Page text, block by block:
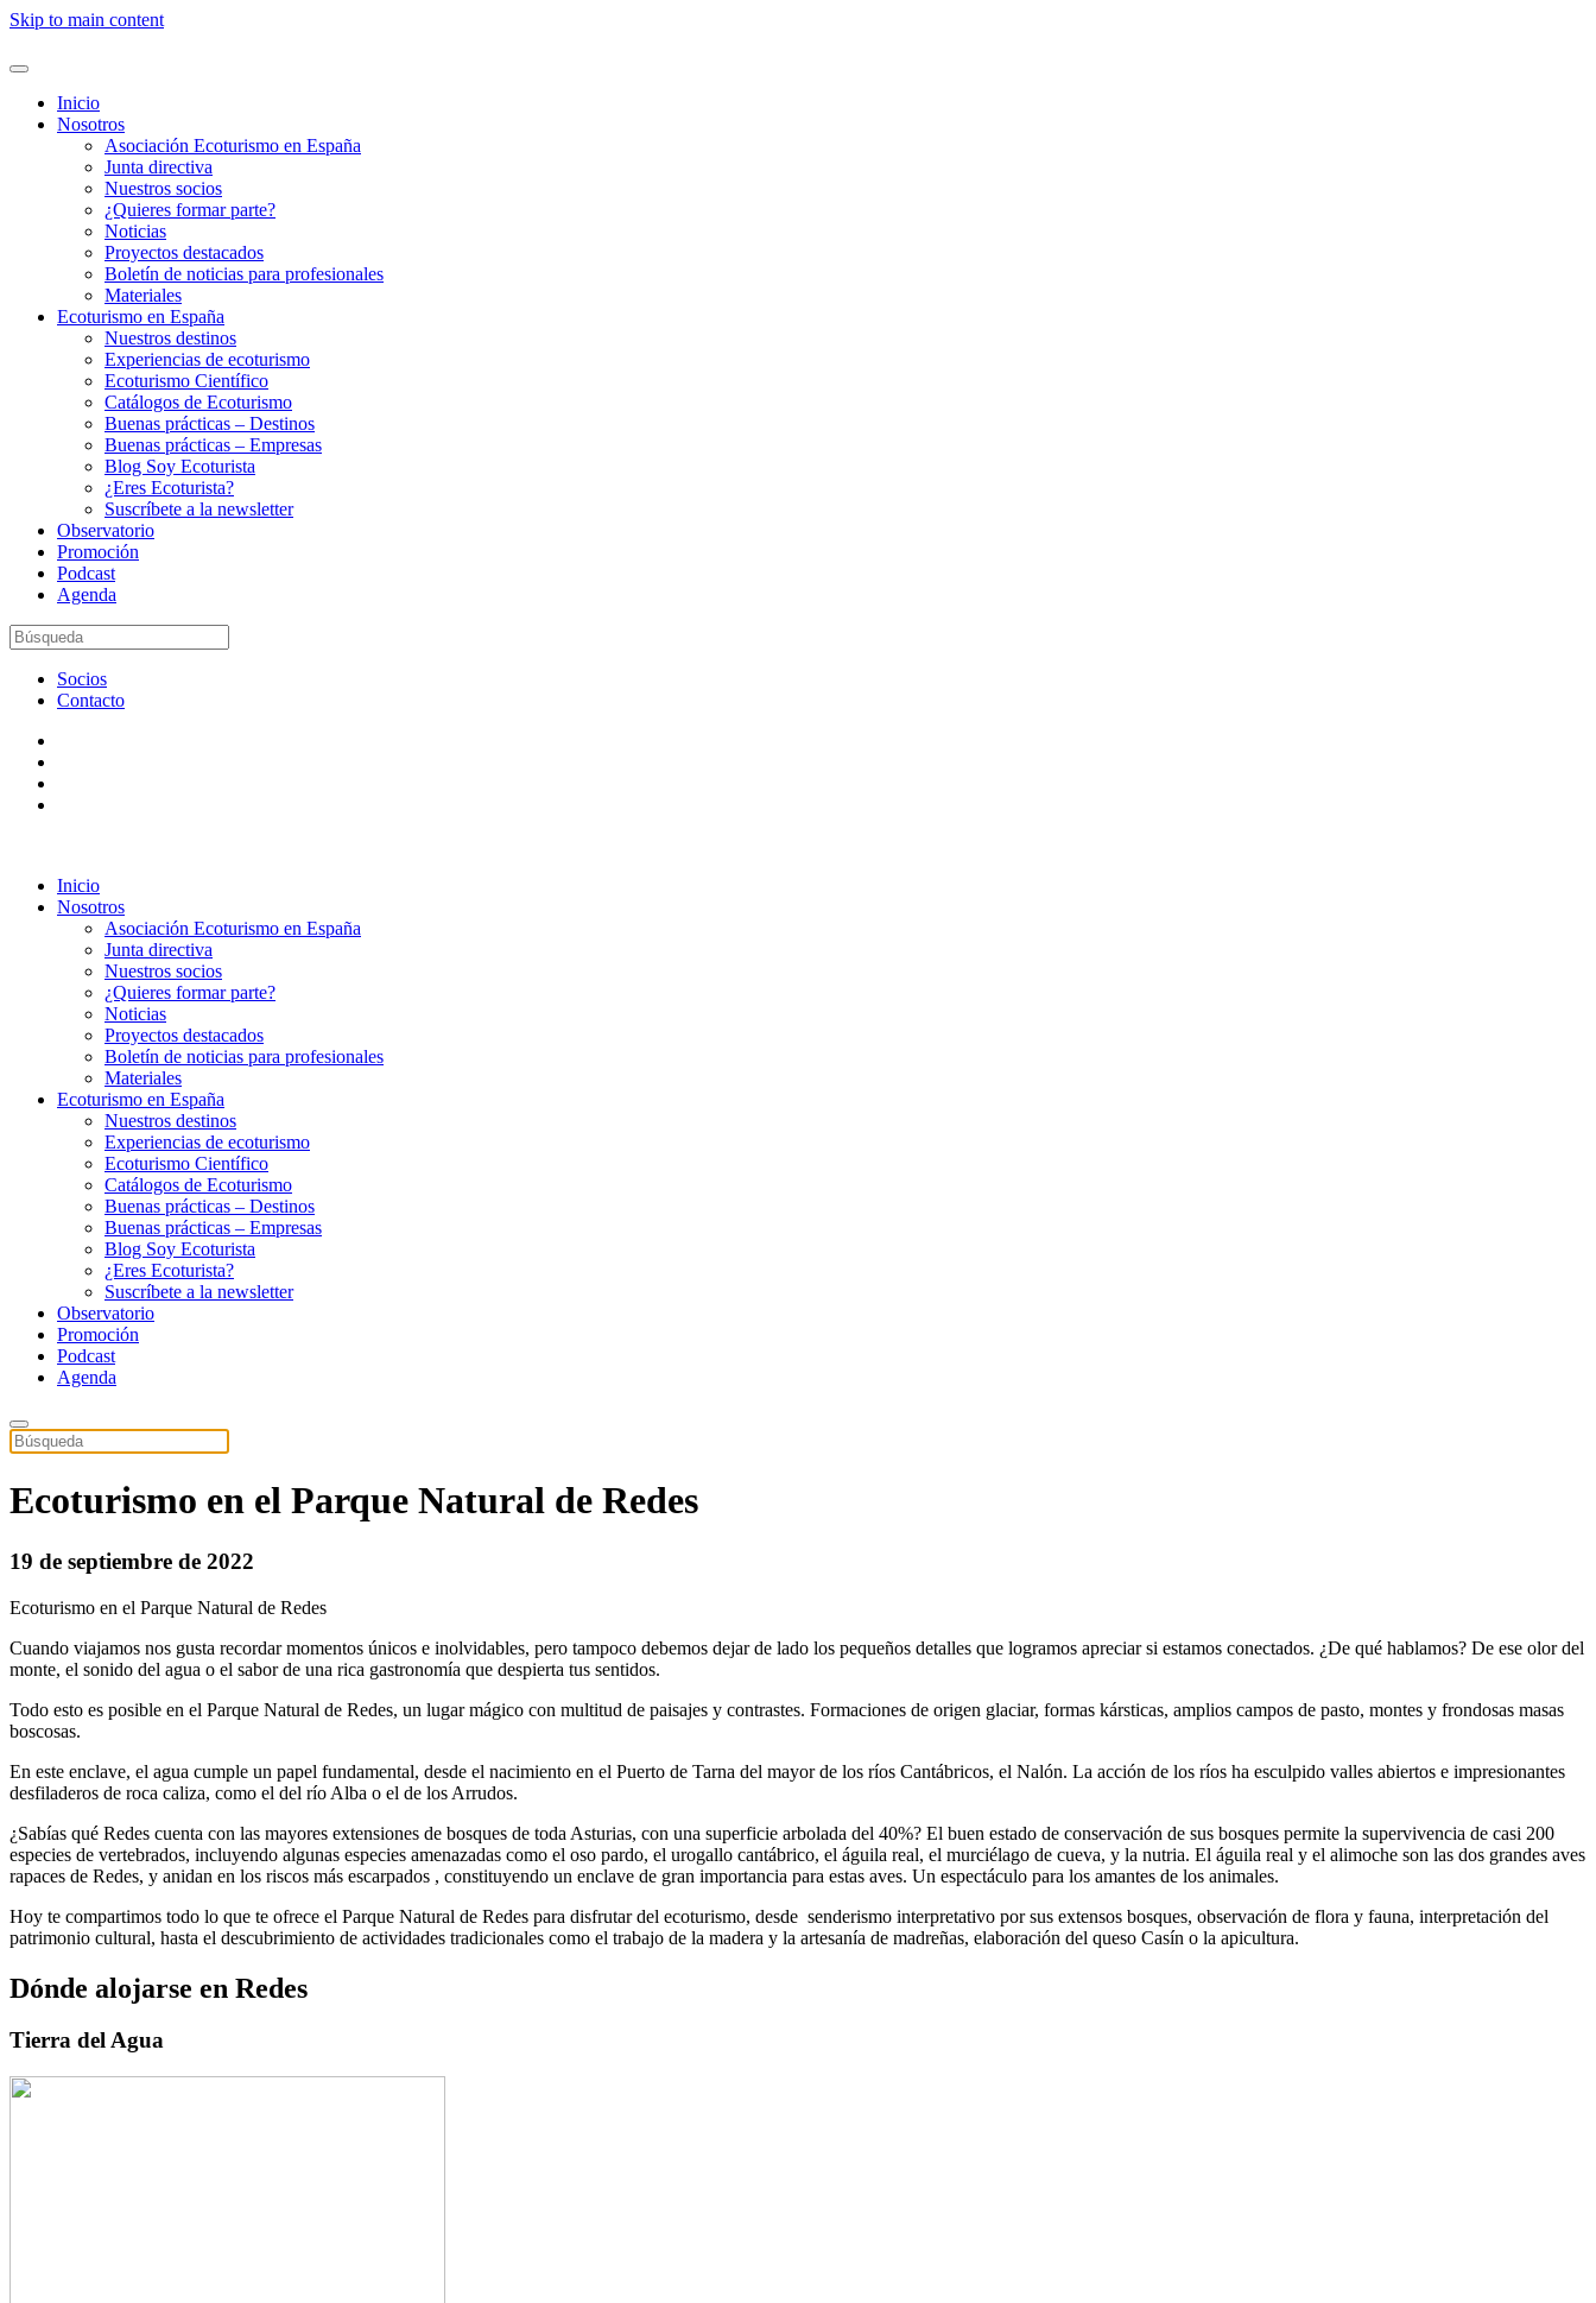
Skip to main content
Inicio
Nosotros
Asociación Ecoturismo en España
Junta directiva
Nuestros socios
¿Quieres formar parte?
Noticias
Proyectos destacados
Boletín de noticias para profesionales
Materiales
Ecoturismo en España
Nuestros destinos
Experiencias de ecoturismo
Ecoturismo Científico
Catálogos de Ecoturismo
Buenas prácticas – Destinos
Buenas prácticas – Empresas
Blog Soy Ecoturista
¿Eres Ecoturista?
Suscríbete a la newsletter
Observatorio
Promoción
Podcast
Agenda
Socios
Contacto
Inicio
Nosotros
Asociación Ecoturismo en España
Junta directiva
Nuestros socios
¿Quieres formar parte?
Noticias
Proyectos destacados
Boletín de noticias para profesionales
Materiales
Ecoturismo en España
Nuestros destinos
Experiencias de ecoturismo
Ecoturismo Científico
Catálogos de Ecoturismo
Buenas prácticas – Destinos
Buenas prácticas – Empresas
Blog Soy Ecoturista
¿Eres Ecoturista?
Suscríbete a la newsletter
Observatorio
Promoción
Podcast
Agenda
Ecoturismo en el Parque Natural de Redes
19 de septiembre de 2022
Ecoturismo en el Parque Natural de Redes
Cuando viajamos nos gusta recordar momentos únicos e inolvidables, pero tampoco debemos dejar de lado los pequeños detalles que logramos apreciar si estamos conectados. ¿De qué hablamos? De ese olor del
monte, el sonido del agua o el sabor de una rica gastronomía que despierta tus sentidos.
Todo esto es posible en el Parque Natural de Redes, un lugar mágico con multitud de paisajes y contrastes. Formaciones de origen glaciar, formas kársticas, amplios campos de pasto, montes y frondosas masas
boscosas.
En este enclave, el agua cumple un papel fundamental, desde el nacimiento en el Puerto de Tarna del mayor de los ríos Cantábricos, el Nalón. La acción de los ríos ha esculpido valles abiertos e impresionantes
desfiladeros de roca caliza, como el del río Alba o el de los Arrudos.
¿Sabías qué Redes cuenta con las mayores extensiones de bosques de toda Asturias, con una superficie arbolada del 40%? El buen estado de conservación de sus bosques permite la supervivencia de casi 200
especies de vertebrados, incluyendo algunas especies amenazadas como el oso pardo, el urogallo cantábrico, el águila real, el murciélago de cueva, y la nutria. El águila real y el alimoche son las dos grandes aves
rapaces de Redes, y anidan en los riscos más escarpados , constituyendo un enclave de gran importancia para estas aves. Un espectáculo para los amantes de los animales.
Hoy te compartimos todo lo que te ofrece el Parque Natural de Redes para disfrutar del ecoturismo, desde senderismo interpretativo por sus extensos bosques, observación de flora y fauna, interpretación del
patrimonio cultural, hasta el descubrimiento de actividades tradicionales como el trabajo de la madera y la artesanía de madreñas, elaboración del queso Casín o la apicultura.
Dónde alojarse en Redes
Tierra del Agua